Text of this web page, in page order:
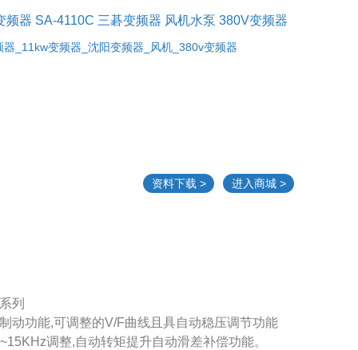
频器 SA-4110C 三碁变频器 风机水泵 380V变频器
器_11kw变频器_沈阳变频器_风机_380v变频器
资料下载 > 进入商城 >
列
动功能,可调整的V/F曲线且具自动稳压调节功能
调整,自动转矩提升自动滑差补偿功能。